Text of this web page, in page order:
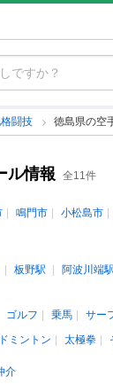
闘技 徳島県の空
ル情報 全11件
鳴門市 小松島市
板野駅 阿波川端駅
ゴルフ 乗馬 サー
ミントン 太極拳
介